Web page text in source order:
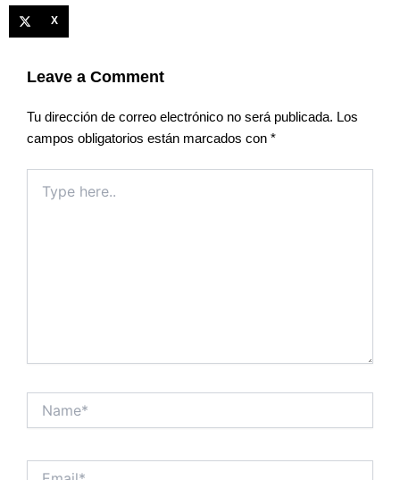
X
Leave a Comment
Tu dirección de correo electrónico no será publicada. Los
campos obligatorios están marcados con *
here..